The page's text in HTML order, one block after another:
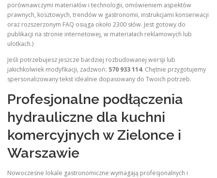
porównawczymi materiałów i technologii, omówieniem aspektów
prawnych, kosztowych, trendów w gastronomii, instrukcjami konserwacji
oraz rozszerzonym FAQ osiąga około 2300 słów. Jest gotowy do
publikacji na stronie internetowej, w materiałach reklamowych lub
ulotkach.)
Jeśli potrzebujesz jeszcze bardziej rozbudowanej wersji lub
jakichkolwiek modyfikacji, zadzwoń: 570 933 114. Chętnie przygotujemy
spersonalizowany tekst idealnie dopasowany do Twoich potrzeb.
Profesjonalne podłączenia
hydrauliczne dla kuchni
komercyjnych w Zielonce i
Warszawie
Nowoczesne lokale gastronomiczne wymagają profesjonalnych i